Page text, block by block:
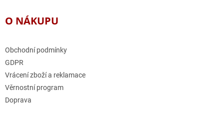
O NÁKUPU
Obchodní podmínky
GDPR
Vrácení zboží a reklamace
Věrnostní program
Doprava